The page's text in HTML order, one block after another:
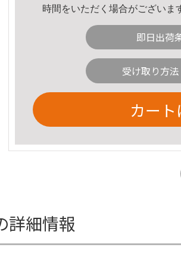
時間をいただく場合がございま
即日出荷
受け取り方
カー
詳細情報